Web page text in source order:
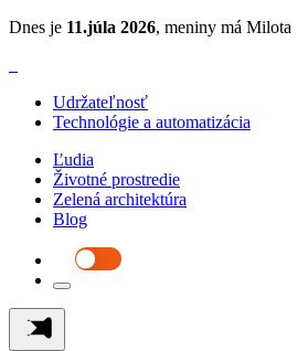
Dnes je 11.júla 2026, meniny má Milota
Udržateľnosť
Technológie a automatizácia
Ľudia
Životné prostredie
Zelená architektúra
Blog